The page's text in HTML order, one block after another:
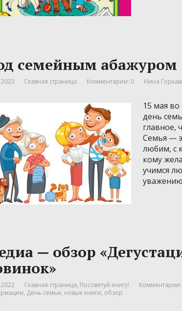
семейным абажуром
Главная страница Комментарии: 0 Нина
15 мая
день
главное,
Семья —
любим, с
кому
учимся
— обзор
Главная страница, Посоветуй книгу!
, День семьи, новые книги, обзор